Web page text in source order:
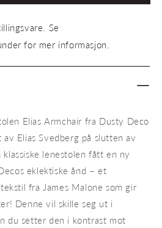
Se
for mer informasjon.
Elias Armchair fra Dusty Deco
Elias Svedberg på slutten av
lenestolen fått en ny
eklektiske ånd – et
fra James Malone som gir
Denne vil skille seg ut i
du setter den i kontrast mot